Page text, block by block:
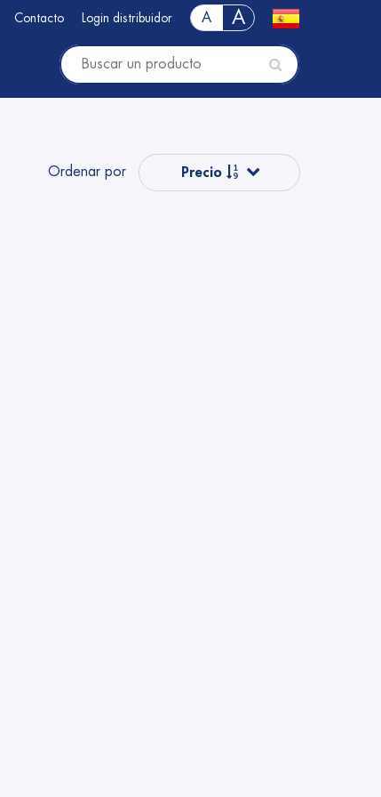
Contacto Login distribuidor A A
Ordenar por Precio